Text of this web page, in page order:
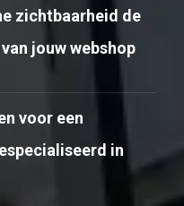
zichtbaarheid de
jouw webshop
voor een
in